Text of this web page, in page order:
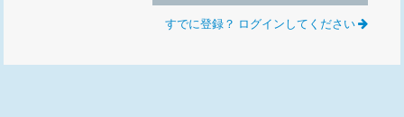
すでに登録？ ログインしてください